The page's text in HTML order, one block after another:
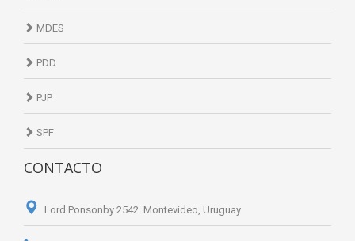
MDES
PDD
PJP
SPF
CONTACTO
Lord Ponsonby 2542. Montevideo, Uruguay